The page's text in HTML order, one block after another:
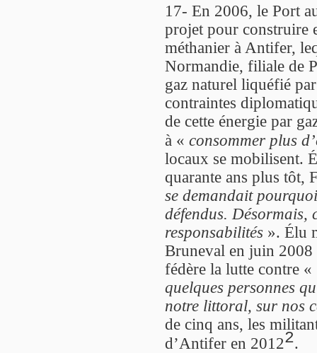
17- En 2006, le Port
projet pour construire
méthanier à Antifer,
Normandie, filiale de
gaz naturel liquéfié
contraintes
de cette énergie par
à « consommer plus
locaux se mobilisent.
quarante ans plus tôt,
se demandait
défendus. Désormais,
responsabilités ». Élu
Bruneval en juin
fédère la lutte contre «
quelques personnes
notre littoral, sur nos
de cinq ans, les
d’Antifer en 20122.